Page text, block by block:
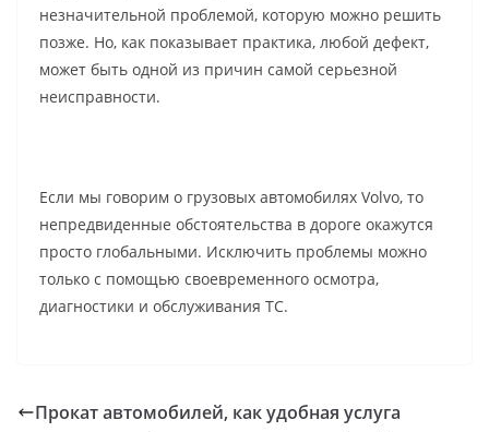
незначительной проблемой, которую можно решить
позже. Но, как показывает практика, любой дефект,
может быть одной из причин самой серьезной
неисправности.
Если мы говорим о грузовых автомобилях Volvo, то
непредвиденные обстоятельства в дороге окажутся
просто глобальными. Исключить проблемы можно
только с помощью своевременного осмотра,
диагностики и обслуживания ТС.
Прокат автомобилей, как удобная услуга